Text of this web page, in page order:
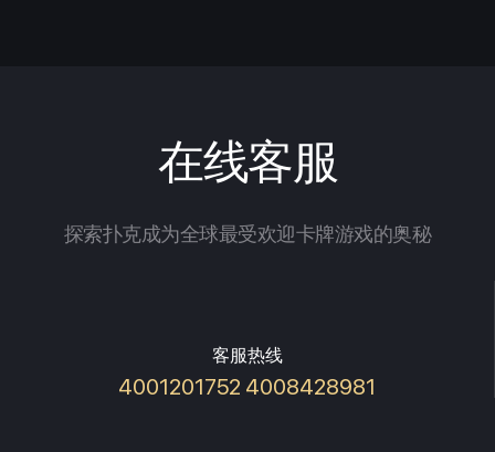
在线客服
探索扑克成为全球最受欢迎卡牌游戏的奥秘
客服热线
4001201752 4008428981